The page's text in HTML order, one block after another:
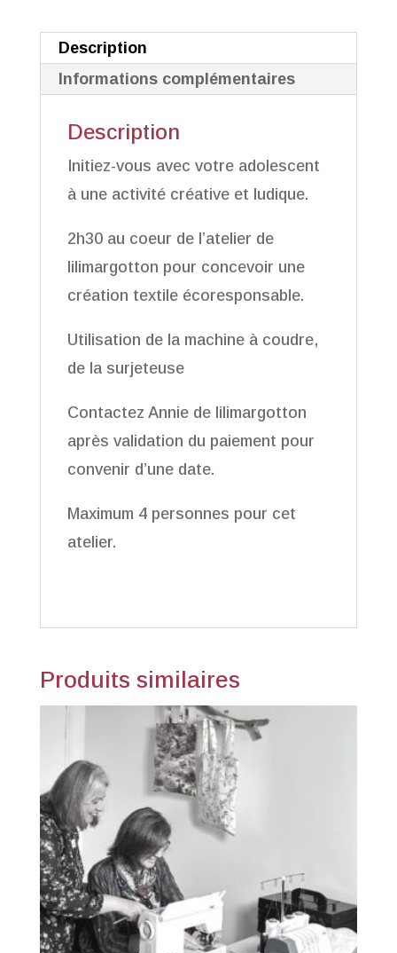
Description
Informations complémentaires
Description
Initiez-vous avec votre adolescent
à une activité créative et ludique.
2h30 au coeur de l’atelier de
lilimargotton pour concevoir une
création textile écoresponsable.
Utilisation de la machine à coudre,
de la surjeteuse
Contactez Annie de lilimargotton
après validation du paiement pour
convenir d’une date.
Maximum 4 personnes pour cet
atelier.
Produits similaires